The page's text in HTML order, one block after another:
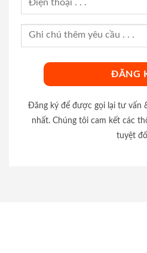
Đăng ký để được gọi lại tư vấn
nhất. Chúng tôi cam kết các
tuyệt